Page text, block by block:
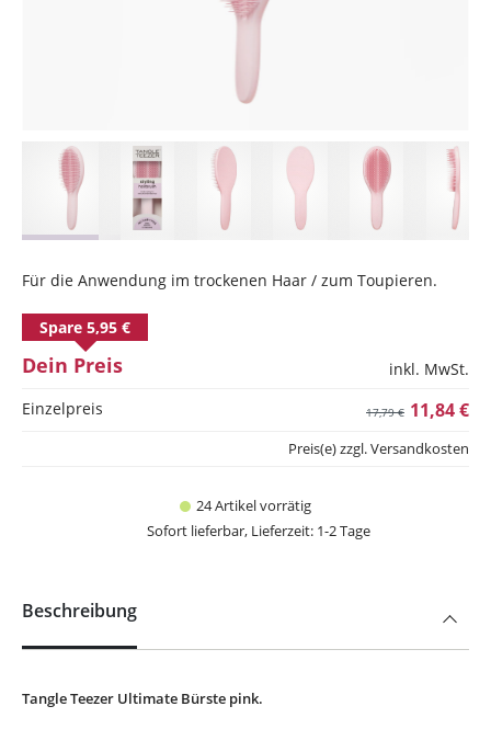
Für die Anwendung im trockenen Haar / zum Toupieren.
Dein Preis
inkl. MwSt.
Einzelpreis
11,84 €
17,79 €
Spare 5,95 €
24 Artikel vorrätig
Sofort lieferbar, Lieferzeit: 1-2 Tage
Preis(e) zzgl. Versandkosten
Beschreibung
Tangle Teezer Ultimate Bürste pink.